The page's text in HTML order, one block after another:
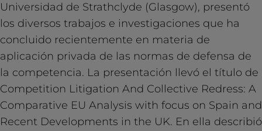
Universidad de Strathclyde (Glasgow), presentó
los diversos trabajos e investigaciones que ha
concluido recientemente en materia de
aplicación privada de las normas de defensa de
la competencia. La presentación llevó el título de
Competition Litigation And Collective Redress: A
Comparative EU Analysis with focus on Spain and
Recent Developments in the UK. En ella describió